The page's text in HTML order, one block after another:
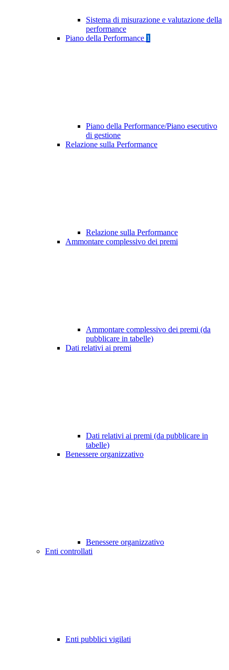
Sistema di misurazione e valutazione della
performance
Piano della Performance 1
Piano della Performance/Piano esecutivo
di gestione
Relazione sulla Performance
Relazione sulla Performance
Ammontare complessivo dei premi
Ammontare complessivo dei premi (da
pubblicare in tabelle)
Dati relativi ai premi
Dati relativi ai premi (da pubblicare in
tabelle)
Benessere organizzativo
Benessere organizzativo
Enti controllati
Enti pubblici vigilati